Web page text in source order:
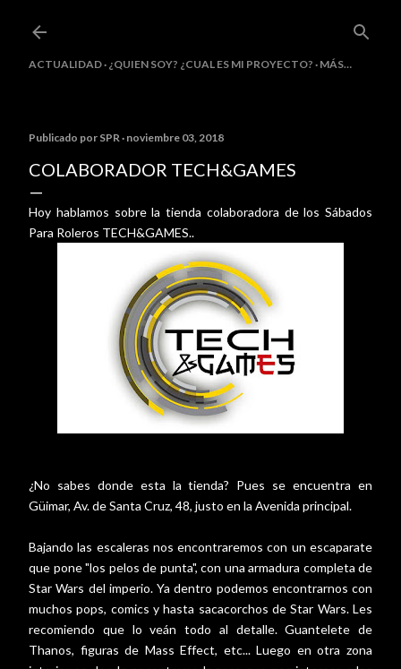
ACTUALIDAD ¿QUIEN SOY? ¿CUAL ES MI PROYECTO? MÁS…
Publicado por SPR noviembre 03, 2018
COLABORADOR TECH&GAMES
Hoy hablamos sobre la tienda colaboradora de los Sábados
Para Roleros TECH&GAMES..
¿No sabes donde esta la tienda? Pues se encuentra en
Güimar, Av. de Santa Cruz, 48, justo en la Avenida principal.
Bajando las escaleras nos encontraremos con un escaparate
que pone "los pelos de punta", con una armadura completa de
Star Wars del imperio. Ya dentro podemos encontrarnos con
muchos pops, comics y hasta sacacorchos de Star Wars. Les
recomiendo que lo veán todo al detalle. Guantelete de
Thanos, figuras de Mass Effect, etc... Luego en otra zona